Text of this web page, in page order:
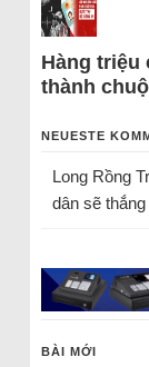
Hàng triệu
thành
NEUESTE
Long Rồng
dân sẽ thắng
BÀI MỚI